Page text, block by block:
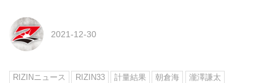
2021-12-30
RIZINニュース RIZIN33 計量結果 朝倉海
瀧澤謙太